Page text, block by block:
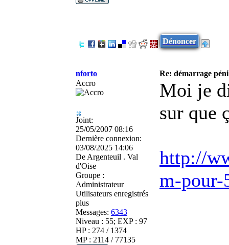
Dénoncer
nforto
Re: démarrage
Accro
Joint:
25/05/2007 08:16
Dernière connexion:
03/08/2025 14:06
De Argenteuil . Val
d'Oise
Groupe :
Administrateur
Utilisateurs enregistrés
plus
Messages: 6343
Niveau : 55; EXP : 97
HP : 274 / 1374
MP : 2114 / 77135
Moi je
sur que
http://
m-pour-